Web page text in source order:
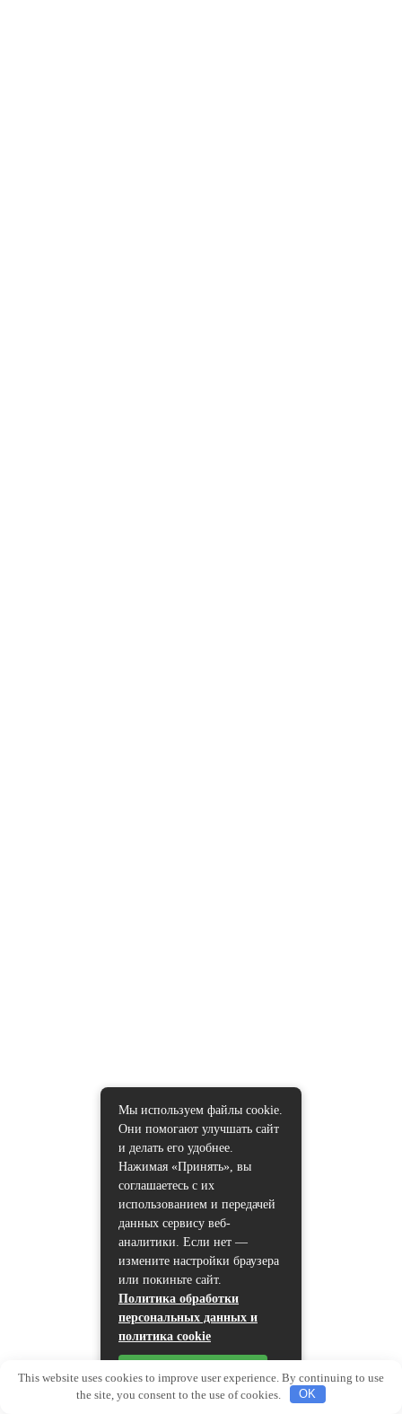
Мы используем файлы cookie.
Они помогают улучшать сайт
и делать его удобнее.
Нажимая «Принять», вы
соглашаетесь с их
использованием и передачей
данных сервису веб-
аналитики. Если нет —
измените настройки браузера
или покиньте сайт.
Политика обработки
персональных данных и
политика cookie
This website uses cookies to improve user experience. By continuing to use
the site, you consent to the use of cookies.
OK